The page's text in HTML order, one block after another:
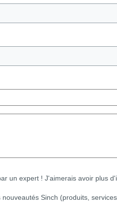
un expert ! J'aimerais avoir plus
Sinch (produits,